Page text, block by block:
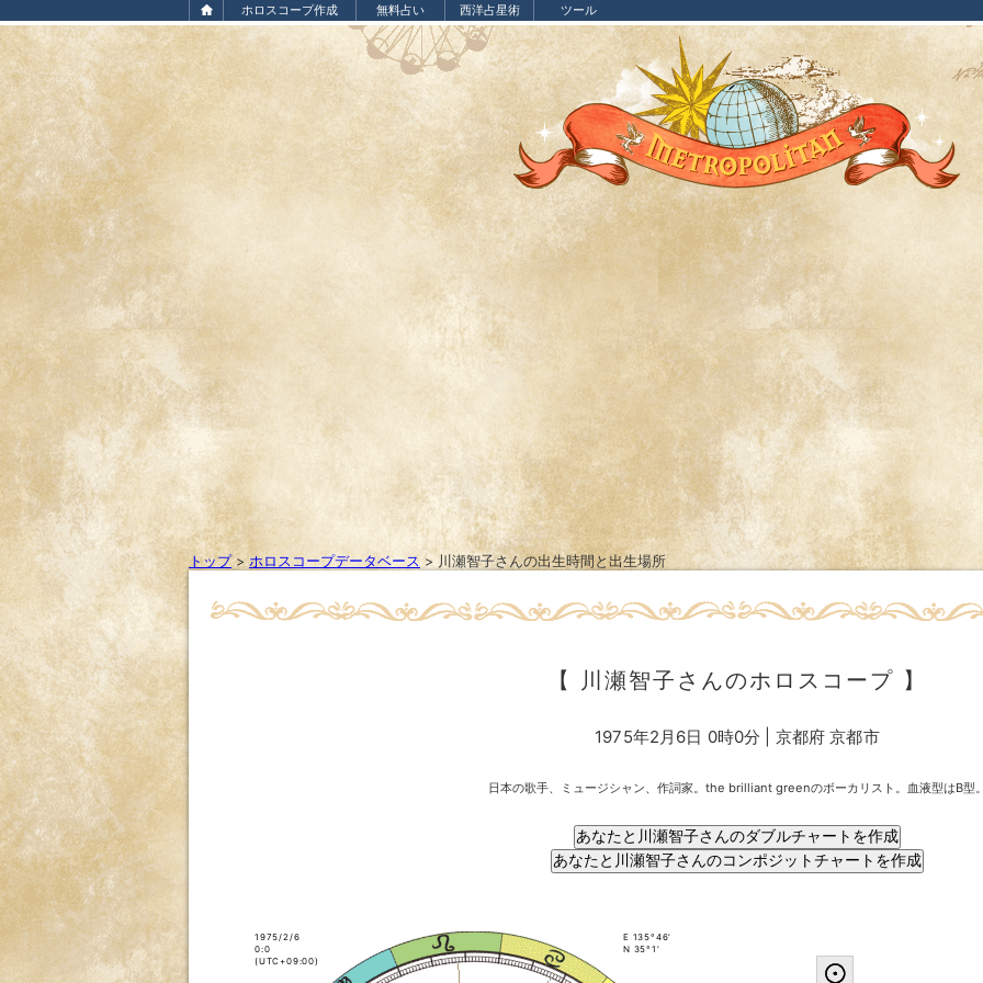
ホロスコープ作成 無料占い 西洋占星術 ツール
トップ>ホロスコープデータベース > 川瀬智子さんの出生時間と出生場所
【 川瀬智子さんのホロスコープ 】
1975年2月6日 0時0分 | 京都府 京都市
日本の歌手、ミュージシャン、作詞家。the brilliant greenのボーカリスト。血液型はB型
1975/2/6
0:0
(UTC+09:00)
E 135°46'
N 35°1'